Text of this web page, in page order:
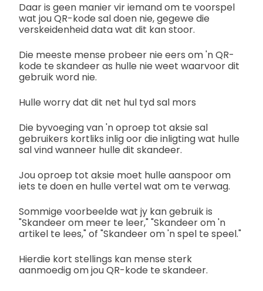
Daar is geen manier vir iemand om te voorspel
wat jou QR-kode sal doen nie, gegewe die
verskeidenheid data wat dit kan stoor.
Die meeste mense probeer nie eers om 'n QR-
kode te skandeer as hulle nie weet waarvoor dit
gebruik word nie.
Hulle worry dat dit net hul tyd sal mors
Die byvoeging van 'n oproep tot aksie sal
gebruikers kortliks inlig oor die inligting wat hulle
sal vind wanneer hulle dit skandeer.
Jou oproep tot aksie moet hulle aanspoor om
iets te doen en hulle vertel wat om te verwag.
Sommige voorbeelde wat jy kan gebruik is
"Skandeer om meer te leer," "Skandeer om 'n
artikel te lees," of "Skandeer om 'n spel te speel."
Hierdie kort stellings kan mense sterk
aanmoedig om jou QR-kode te skandeer.